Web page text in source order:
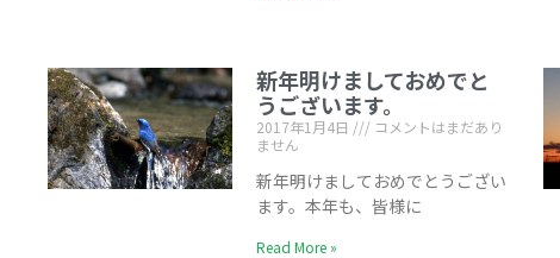
新年明けましておめでと
うございます。
2017年1月4日
コメントはまだあり
ません
新年明けましておめでとうござい
ます。本年も、皆様に
Read More »